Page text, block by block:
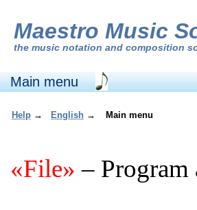
Maestro Music
the music notation and composition
Main menu
Help → English → Main menu
«File» – Program